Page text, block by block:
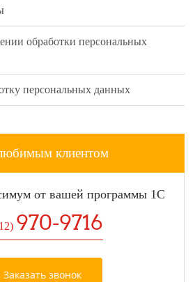
обработки персональных
персональных данных
клиентом
от вашей программы 1С
) 970-9716
Заказать звонок